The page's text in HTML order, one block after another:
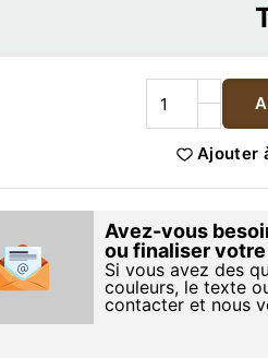
Ajouter
Avez-vous
ou finaliser
Si vous avez des
couleurs, le texte
contacter et nous